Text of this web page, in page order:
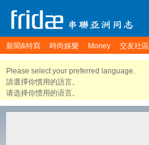
新聞&特寫 時尚娛樂 Money 交友社區
Please select your preferred language.
請選擇你慣用的語言。
请选择你惯用的语言。